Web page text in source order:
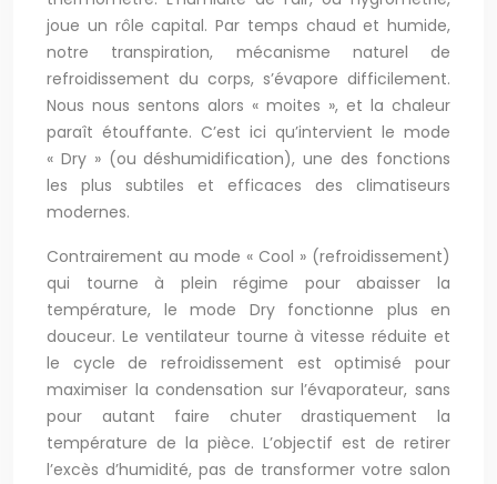
joue un rôle capital. Par temps chaud et humide,
notre transpiration, mécanisme naturel de
refroidissement du corps, s’évapore difficilement.
Nous nous sentons alors « moites », et la chaleur
paraît étouffante. C’est ici qu’intervient le mode
« Dry » (ou déshumidification), une des fonctions
les plus subtiles et efficaces des climatiseurs
modernes.
Contrairement au mode « Cool » (refroidissement)
qui tourne à plein régime pour abaisser la
température, le mode Dry fonctionne plus en
douceur. Le ventilateur tourne à vitesse réduite et
le cycle de refroidissement est optimisé pour
maximiser la condensation sur l’évaporateur, sans
pour autant faire chuter drastiquement la
température de la pièce. L’objectif est de retirer
l’excès d’humidité, pas de transformer votre salon